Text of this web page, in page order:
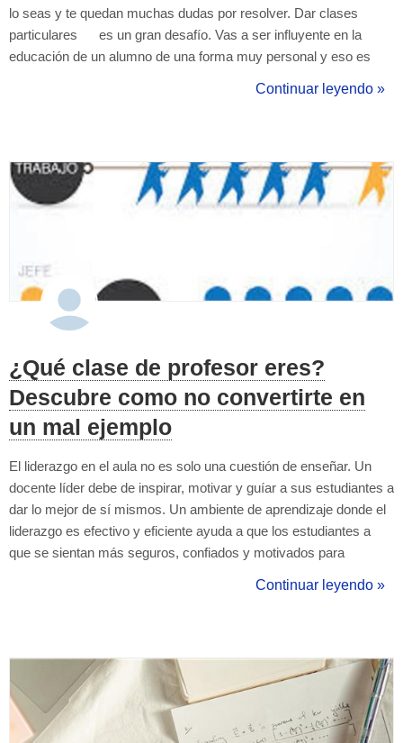
lo seas y te quedan muchas dudas por resolver. Dar clases
particulares es un gran desafío. Vas a ser influyente en la
educación de un alumno de una forma muy personal y eso es
Continuar leyendo »
¿Qué clase de profesor eres?
Descubre como no convertirte en
un mal ejemplo
El liderazgo en el aula no es solo una cuestión de enseñar. Un
docente líder debe de inspirar, motivar y guíar a sus estudiantes a
dar lo mejor de sí mismos. Un ambiente de aprendizaje donde el
liderazgo es efectivo y eficiente ayuda a que los estudiantes a
que se sientan más seguros, confiados y motivados para
inspiran a otros a soñar más, aprender más y hacer más, eres un
Continuar leyendo »